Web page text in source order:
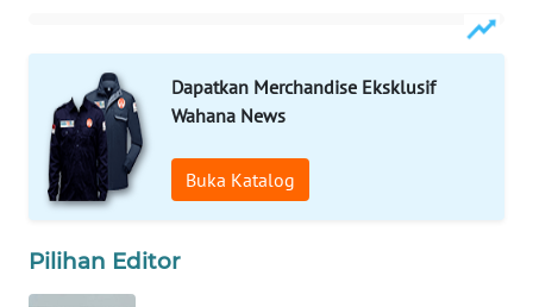
Dapatkan Merchandise Eksklusif
Wahana News
Buka Katalog
Pilihan Editor
NEWS
METRO
SIANTAR
NEWS
MEDAN